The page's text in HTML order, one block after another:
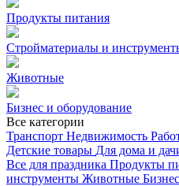
Продукты питания
Стройматериалы и
Животные
Бизнес и оборудование
Все категории
Транспорт Недвижимость
Детские товары Для дома и
Все для праздника Продукты
инструменты Животные